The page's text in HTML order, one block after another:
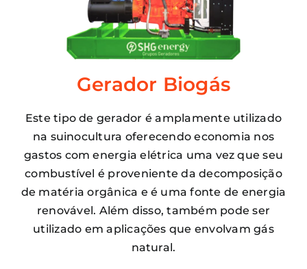
Gerador Biogás
Este tipo de gerador é amplamente utilizado
na suinocultura oferecendo economia nos
gastos com energia elétrica uma vez que seu
combustível é proveniente da decomposição
de matéria orgânica e é uma fonte de energia
renovável. Além disso, também pode ser
utilizado em aplicações que envolvam gás
natural.